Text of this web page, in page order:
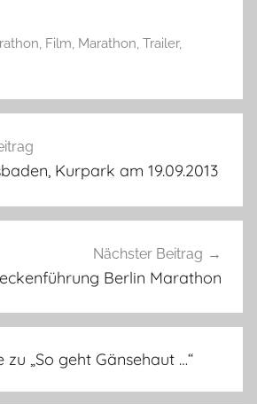
, Film, Marathon, Trailer,
Kurpark am 19.09.2013
Nächster Beitrag
Berlin Marathon
zu „So geht Gänsehaut …“